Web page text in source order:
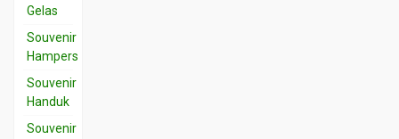
Gelas
Souvenir
Hampers
Souvenir
Handuk
Souvenir